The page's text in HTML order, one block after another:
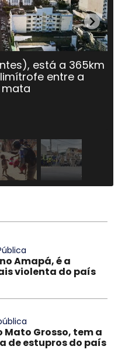
está a 365km
entre a
Amapá, é a
violenta do país
Mato Grosso, tem a
de estupros do país